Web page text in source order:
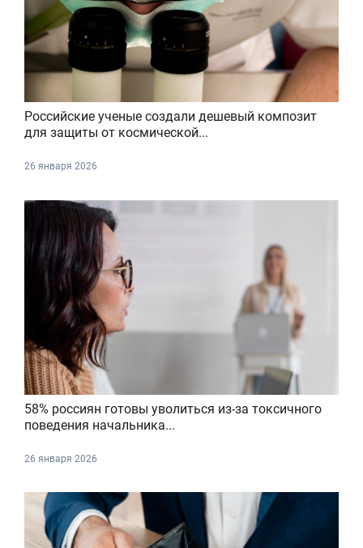
Российские ученые создали дешевый композит
для защиты от космической...
26 января 2026
58% россиян готовы уволиться из-за токсичного
поведения начальника...
26 января 2026